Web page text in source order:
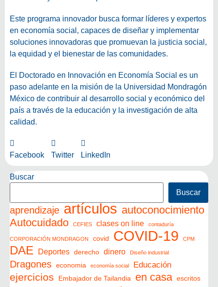
Este programa innovador busca formar líderes y expertos
en economía social, capaces de diseñar y implementar
soluciones innovadoras que promuevan la justicia social,
la equidad y el bienestar de las comunidades.
El Doctorado en Innovación en Economía Social es un
paso adelante en la misión de la Universidad Mondragón
México de contribuir al desarrollo social y económico del
país a través de la educación y la investigación de alta
calidad.
Facebook Twitter LinkedIn
Buscar
Buscar
aprendizaje artículos autoconocimiento
Autocuidado
CEFIES clases on line contaduría
CORPORACIÓN MONDRAGON covid COVID-19 CPM
DAE Deportes derecho dinero Diseño industrial
Dragones economia economía social Educación
ejercicios Embajador de Tailandia en casa escritos